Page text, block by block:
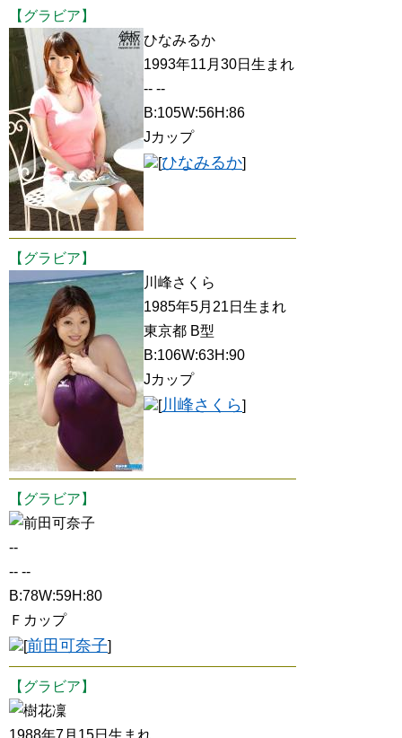
【グラビア】
ひなみるか
1993年11月30日生まれ
-- --
B:105W:56H:86
Jカップ
[ひなみるか]
【グラビア】
川峰さくら
1985年5月21日生まれ
東京都 B型
B:106W:63H:90
Jカップ
[川峰さくら]
【グラビア】
前田可奈子
--
-- --
B:78W:59H:80
Ｆカップ
[前田可奈子]
【グラビア】
樹花凜
1988年7月15日生まれ